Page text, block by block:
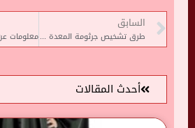
السابق
طرق تشخيص جرثومة المعدة وعلاجها
أحدث المقالات